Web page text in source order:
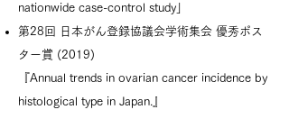
nationwide case-control study」
第28回 日本がん登録協議会学術集会 優秀ポス
ター賞 (2019)
『Annual trends in ovarian cancer incidence by
histological type in Japan.』